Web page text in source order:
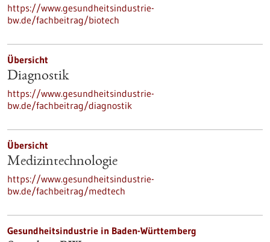
https://www.gesundheitsindustrie-
bw.de/fachbeitrag/biotech
Übersicht
Diagnostik
https://www.gesundheitsindustrie-
bw.de/fachbeitrag/diagnostik
Übersicht
Medizintechnologie
https://www.gesundheitsindustrie-
bw.de/fachbeitrag/medtech
Gesundheitsindustrie in Baden-Württemberg